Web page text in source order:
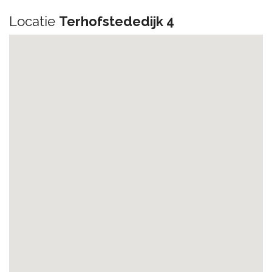
Locatie Terhofstededijk 4